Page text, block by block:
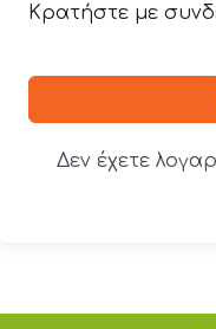
Κρατήστε με
Δεν έχετε